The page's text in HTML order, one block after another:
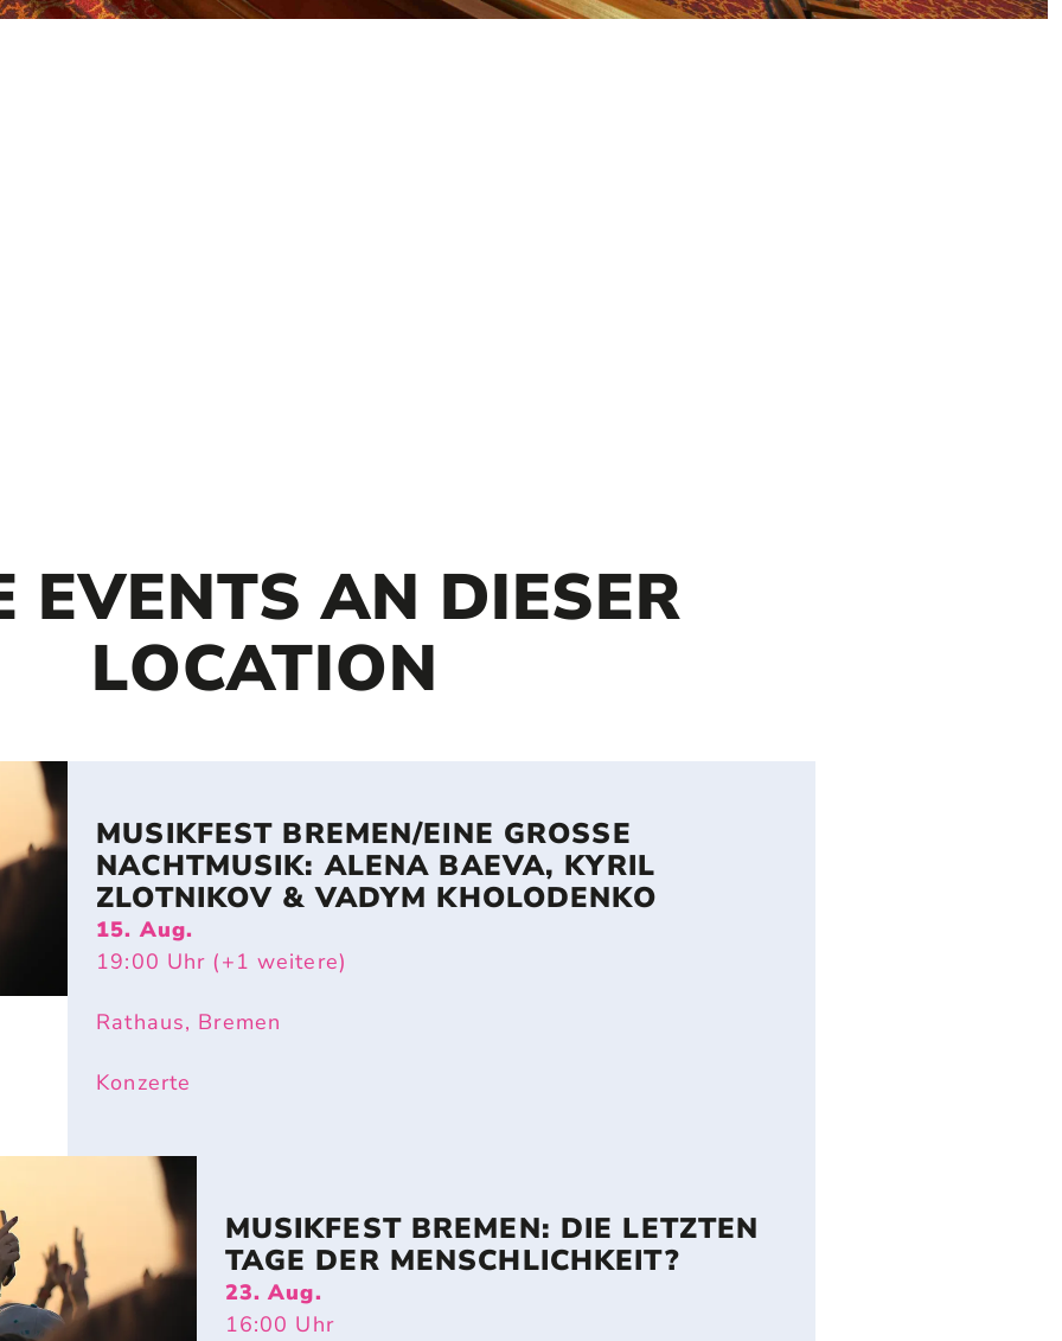
EVENTS AN DIESER
LOCATION
MUSIKFEST BREMEN/EINE GROSSE N
ACHTMUSIK: ALENA BAEVA, KYRIL Z
LOTNIKOV & VADYM KHOLODENKO
15. Aug.
19:00 Uhr (+1 weitere)
Rathaus, Bremen
Konzerte
MUSIKFEST BREMEN: DIE LETZTEN
TAGE DER MENSCHLICHKEIT?
23. Aug.
16:00 Uhr